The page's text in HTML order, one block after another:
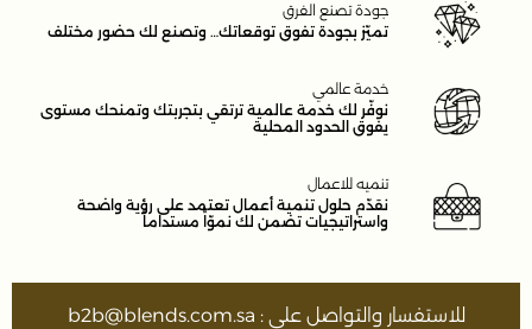
جودة تصنع الفرق
تميّز بجودة تفوق توقعاتك… وتصنع لك حضور مختلف
خدمة عالمي
نوفّر لك خدمة عالمية ترتقي بتجربتك وتمنحك مستوى
يفوق الحدود المحلية
تنميه للاعمال
نقدّم حلول تنمية أعمال تعتمد على رؤية واضحة
واستراتيجيات تضمن لك نموّاً مستداماً
للاستفسار والتواصل على : b2b@blends.com.sa